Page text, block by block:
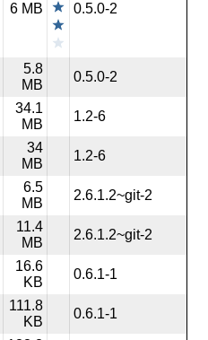
6 MB 0.5.0-2
5.8
MB
0.5.0-2
34.1
MB
1.2-6
34
MB
1.2-6
6.5
MB
2.6.1.2~git-2
11.4
MB
2.6.1.2~git-2
16.6
KB
0.6.1-1
111.8
KB
0.6.1-1